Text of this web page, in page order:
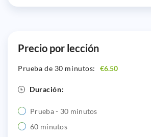
Precio por lección
Prueba de 30 minutos: €6.50
Duración:
Prueba - 30 minutos
60 minutos